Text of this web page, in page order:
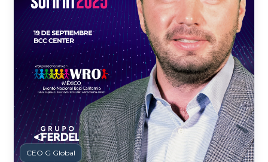
CEO G Global